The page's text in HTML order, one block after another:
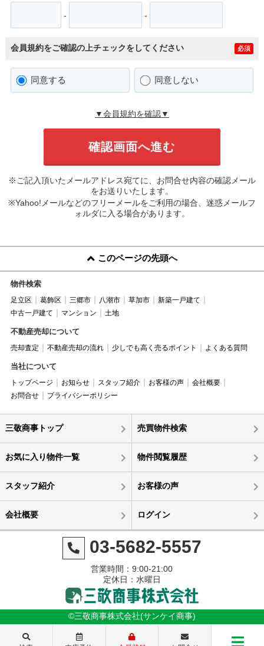
- -
会員規約をご確認の上チェックをしてください 必須
同意する 同意しない
▼会員規約を確認▼
※ご記入頂いたメールアドレス宛てに、お問合せ内容の確認メール
をお送りいたします。
※Yahoo!メールなどのフリーメールをご利用の場合、迷惑メールフ
ォルダに入る場合があります。
このページの先頭へ
物件検索
足立区 葛飾区 三郷市 八潮市 草加市
新築一戸建て
中古一戸建て
マンション 土地
不動産売却について
売却査定 不動産売却の流れ 少しでも高く売るポイント よくある質問
当社について
トップページ お知らせ スタッフ紹介 お客様の声
会社概要
お問合せ
プライバシーポリシー
三敬商事トップ 売買物件検索
お気に入り物件一覧 物件閲覧履歴
スタッフ紹介 お客様の声
会社概要 ログイン
03-5682-5557
営業時間：9:00-21:00
定休日：水曜日
©三敬商事株式会社(サンケイ商事)